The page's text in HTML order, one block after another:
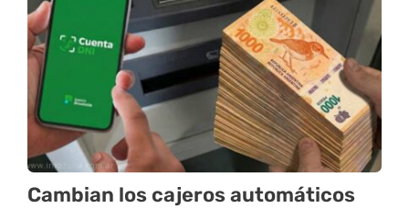
Cambian los cajeros automáticos